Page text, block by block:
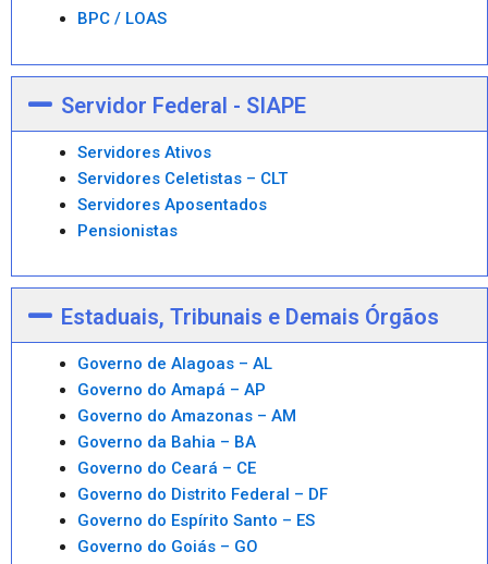
BPC / LOAS
Servidor Federal - SIAPE
Servidores Ativos
Servidores Celetistas – CLT
Servidores Aposentados
Pensionistas
Estaduais, Tribunais e Demais Órgãos
Governo de Alagoas – AL
Governo do Amapá – AP
Governo do Amazonas – AM
Governo da Bahia – BA
Governo do Ceará – CE
Governo do Distrito Federal – DF
Governo do Espírito Santo – ES
Governo do Goiás – GO